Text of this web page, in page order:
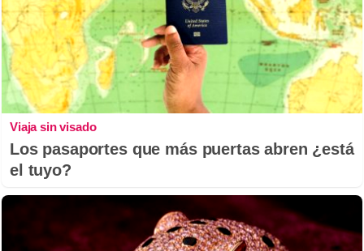
Viaja sin visado
Los pasaportes que más puertas abren ¿está
el tuyo?